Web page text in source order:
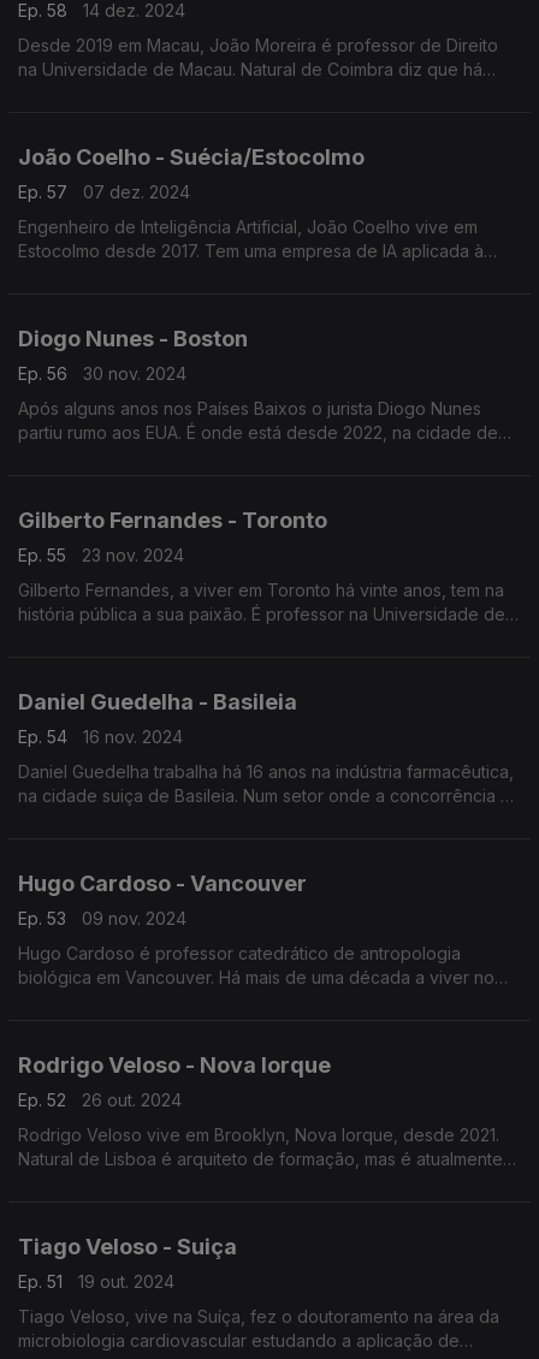
Ep. 58
14 dez. 2024
Desde 2019 em Macau, João Moreira é professor de Direito
na Universidade de Macau. Natural de Coimbra diz que há
João Coelho - Suécia/Estocolmo
Ep. 57
07 dez. 2024
Engenheiro de Inteligência Artificial, João Coelho vive em
Estocolmo desde 2017. Tem uma empresa de IA aplicada à
Diogo Nunes - Boston
Ep. 56
30 nov. 2024
Após alguns anos nos Países Baixos o jurista Diogo Nunes
partiu rumo aos EUA. É onde está desde 2022, na cidade de
Gilberto Fernandes - Toronto
Ep. 55
23 nov. 2024
Gilberto Fernandes, a viver em Toronto há vinte anos, tem na
história pública a sua paixão. É professor na Universidade de
Daniel Guedelha - Basileia
Ep. 54
16 nov. 2024
Daniel Guedelha trabalha há 16 anos na indústria farmacêutica,
na cidade suiça de Basileia. Num setor onde a concorrência é
Hugo Cardoso - Vancouver
Ep. 53
09 nov. 2024
Hugo Cardoso é professor catedrático de antropologia
biológica em Vancouver. Há mais de uma década a viver no
Rodrigo Veloso - Nova Iorque
Ep. 52
26 out. 2024
Rodrigo Veloso vive em Brooklyn, Nova Iorque, desde 2021.
Natural de Lisboa é arquiteto de formação, mas é atualmente
Tiago Veloso - Suiça
Ep. 51
19 out. 2024
Tiago Veloso, vive na Suíça, fez o doutoramento na área da
microbiologia cardiovascular estudando a aplicação de